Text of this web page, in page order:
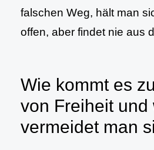
falschen Weg, hält man
offen, aber findet nie aus
Wie kommt es
von Freiheit und
vermeidet man